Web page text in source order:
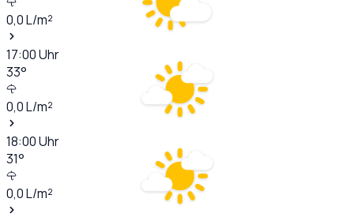
0,0L/m²
17:00Uhr
33°
0,0L/m²
18:00Uhr
31°
0,0L/m²